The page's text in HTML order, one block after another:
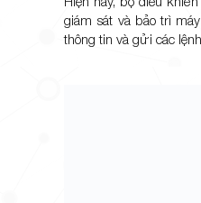
giám sát và bảo trì
thông tin và gửi các